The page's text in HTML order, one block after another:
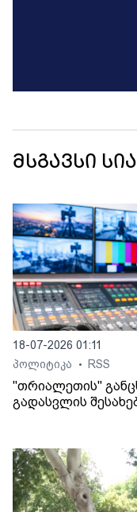
მსგავსი
18-07-2026 01:11
პოლიტიკა
• RSS
"თრიალეთის"
გადასვლის